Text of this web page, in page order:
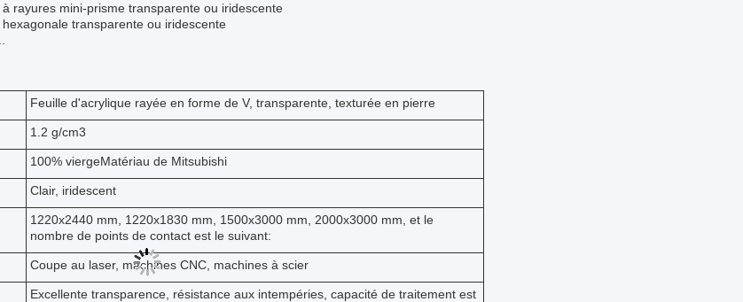
rayures mini-prisme transparente ou iridescente
transparente ou iridescente
Feuille d'acrylique rayée en forme de V, transparente, texturée en pierre
1.2 g/cm3
100% viergeMatériau de Mitsubishi
Clair, iridescent
1220x2440 mm, 1220x1830 mm, 1500x3000 mm, 2000x3000 mm, et le
nombre de points de contact est le suivant:
Coupe au laser, machines CNC, machines à scier
Excellente transparence, résistance aux intempéries, capacité de traitement est